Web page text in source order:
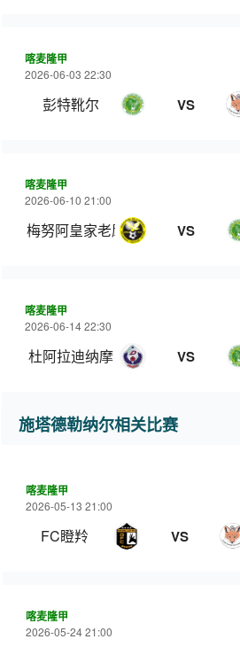
喀麦隆甲
2026-06-03 22:30
彭特靴尔 VS
喀麦隆甲
2026-06-10 21:00
梅努阿皇家老鹰 VS
喀麦隆甲
2026-06-14 22:30
杜阿拉迪纳摩 VS
施塔德勒纳尔相关比赛
喀麦隆甲
2026-05-13 21:00
FC瞪羚 VS
喀麦隆甲
2026-05-24 21:00